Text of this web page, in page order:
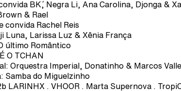
BK´, Negra Li, Ana Carolina, Djonga &
& Rael
convida Rachel Reis
Luna, Larissa Luz & Xênia França
último Romântico
O TCHAN
Orquestra Imperial, Donatinho & Marcos Valle
Samba do Miguelzinho
LARINHX . VHOOR . Marta Supernova .